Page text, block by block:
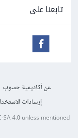
تابعنا على
عن أكاديمية حسوب
إرشادات
SA 4.0unless mentioned